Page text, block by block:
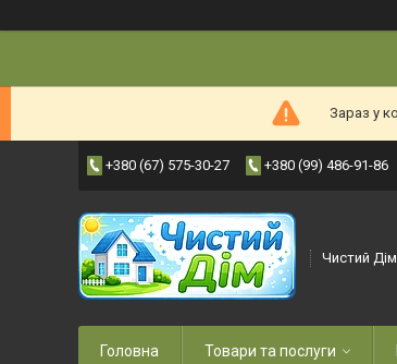
Зараз у
+380 (67) 575-30-27 +380 (99) 486-91-86
Чистий Дім
Головна Товари та послуги